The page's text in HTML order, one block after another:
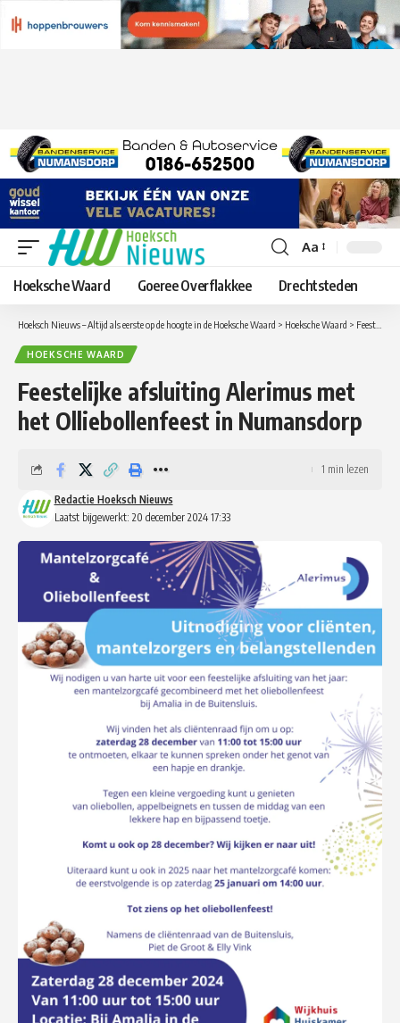
Lettergrootte
aanpassen
Aa
Hoeksche Waard Goeree Overflakkee Drechtsteden
Hoeksch Nieuws – Altijd als eerste op de hoogte in de Hoeksche Waard > Hoeksche Waard > Feestelijke afsluiting Alerimus met het Olliebollenfeest in Numansdorp
HOEKSCHE WAARD
Feestelijke afsluiting Alerimus met
het Olliebollenfeest in Numansdorp
Laatst bijgewerkt: 20 december 2024 17:33
Redactie Hoeksch Nieuws
1 min lezen